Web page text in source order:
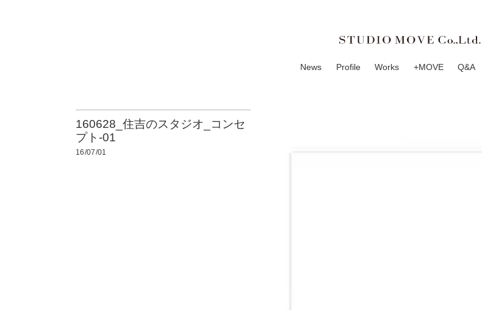
News Profile Works +MOVE Q&A
160628_住吉のスタジオ_コンセ
プト-01
16/07/01